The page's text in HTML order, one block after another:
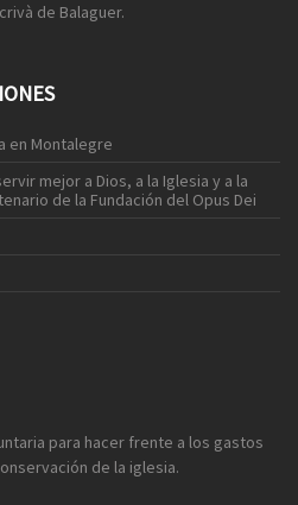
de Balaguer.
en Montalegre
mejor a Dios, a la Iglesia y a la
de la Fundación del Opus Dei
para hacer frente a los gastos
de la iglesia.